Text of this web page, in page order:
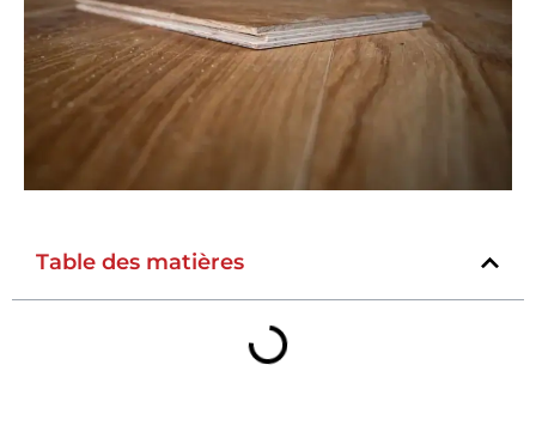
Table des matières